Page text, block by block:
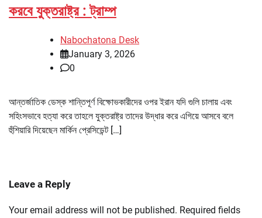
করবে যুক্তরাষ্ট্র : ট্রাম্প
Nabochatona Desk
January 3, 2026
0
আন্তর্জাতিক ডেস্ক শান্তিপূর্ণ বিক্ষোভকারীদের ওপর ইরান যদি গুলি চালায় এবং
সহিংসভাবে হত্যা করে তাহলে যুক্তরাষ্ট্র তাদের উদ্ধার করে এগিয়ে আসবে বলে
হুঁশিয়ারি দিয়েছেন মার্কিন প্রেসিডেন্ট […]
Leave a Reply
Your email address will not be published. Required fields